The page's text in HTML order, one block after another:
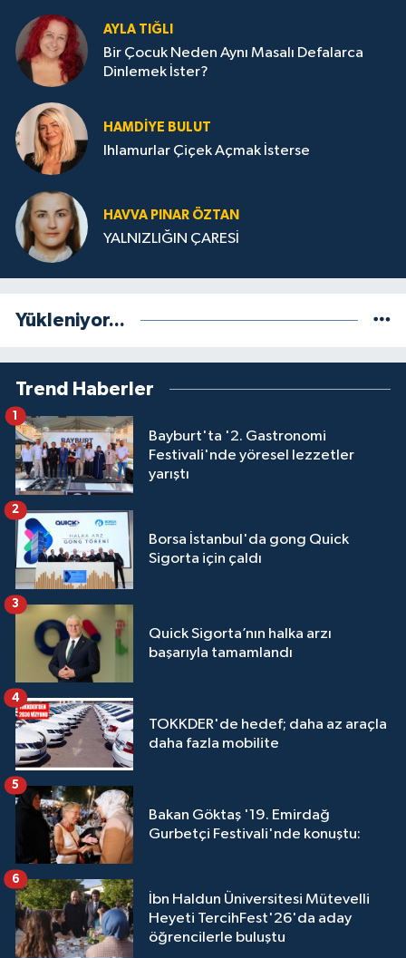
AYLA TIĞLI
Bir Çocuk Neden Aynı Masalı Defalarca
Dinlemek İster?
HAMDIYE BULUT
Ihlamurlar Çiçek Açmak İsterse
HAVVA PINAR ÖZTAN
YALNIZLIĞIN ÇARESİ
Yükleniyor...
Trend Haberler
Bayburt'ta '2. Gastronomi
Festivali'nde yöresel lezzetler
yarıştı
1
Borsa İstanbul'da gong Quick
Sigorta için çaldı
2
Quick Sigorta’nın halka arzı
başarıyla tamamlandı
3
TOKKDER'de hedef; daha az araçla
daha fazla mobilite
4
Bakan Göktaş '19. Emirdağ
Gurbetçi Festivali'nde konuştu:
5
İbn Haldun Üniversitesi Mütevelli
Heyeti TercihFest'26'da aday
öğrencilerle buluştu
6